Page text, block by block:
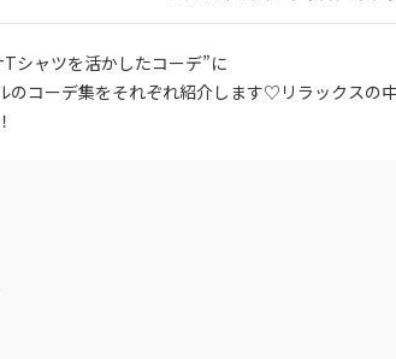
シャツを活かしたコーデ”に
のコーデ集をそれぞれ紹介します♡リラックスの